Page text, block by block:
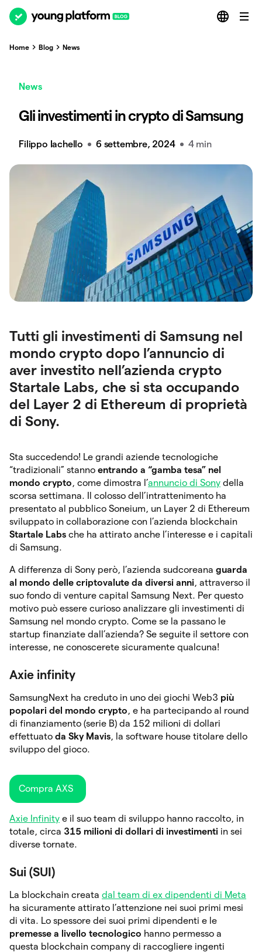
Home Blog News
News
Gli investimenti in crypto di Samsung
Filippo Iachello 6 settembre, 2024 4 min
Tutti gli investimenti di Samsung nel
mondo crypto dopo l’annuncio di
aver investito nell’azienda crypto
Startale Labs, che si sta occupando
del Layer 2 di Ethereum di proprietà
di Sony.
Sta succedendo! Le grandi aziende tecnologiche
“tradizionali” stanno entrando a “gamba tesa” nel
mondo crypto, come dimostra l’annuncio di Sony della
scorsa settimana. Il colosso dell’intrattenimento ha
presentato al pubblico Soneium, un Layer 2 di Ethereum
sviluppato in collaborazione con l’azienda blockchain
Startale Labs che ha attirato anche l’interesse e i capitali
di Samsung.
A differenza di Sony però, l’azienda sudcoreana guarda
al mondo delle criptovalute da diversi anni, attraverso il
suo fondo di venture capital Samsung Next. Per questo
motivo può essere curioso analizzare gli investimenti di
Samsung nel mondo crypto. Come se la passano le
startup finanziate dall’azienda? Se seguite il settore con
interesse, ne conoscerete sicuramente qualcuna!
Axie infinity
SamsungNext ha creduto in uno dei giochi Web3 più
popolari del mondo crypto, e ha partecipando al round
di finanziamento (serie B) da 152 milioni di dollari
effettuato da Sky Mavis, la software house titolare dello
sviluppo del gioco.
Compra AXS
Axie Infinity e il suo team di sviluppo hanno raccolto, in
totale, circa 315 milioni di dollari di investimenti in sei
diverse tornate.
Sui (SUI)
La blockchain creata dal team di ex dipendenti di Meta
ha sicuramente attirato l’attenzione nei suoi primi mesi
di vita. Lo spessore dei suoi primi dipendenti e le
premesse a livello tecnologico hanno permesso a
questa blockchain company di raccogliere ingenti